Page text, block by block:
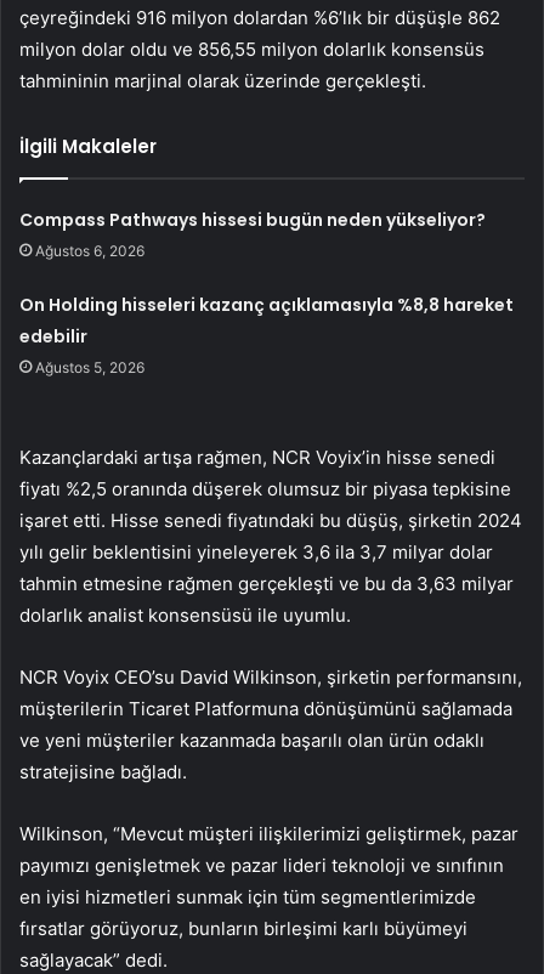
çeyreğindeki 916 milyon dolardan %6’lık bir düşüşle 862
milyon dolar oldu ve 856,55 milyon dolarlık konsensüs
tahmininin marjinal olarak üzerinde gerçekleşti.
İlgili Makaleler
Compass Pathways hissesi bugün neden yükseliyor?
Ağustos 6, 2026
On Holding hisseleri kazanç açıklamasıyla %8,8 hareket
edebilir
Ağustos 5, 2026
Kazançlardaki artışa rağmen, NCR Voyix’in hisse senedi
fiyatı %2,5 oranında düşerek olumsuz bir piyasa tepkisine
işaret etti. Hisse senedi fiyatındaki bu düşüş, şirketin 2024
yılı gelir beklentisini yineleyerek 3,6 ila 3,7 milyar dolar
tahmin etmesine rağmen gerçekleşti ve bu da 3,63 milyar
dolarlık analist konsensüsü ile uyumlu.
NCR Voyix CEO’su David Wilkinson, şirketin performansını,
müşterilerin Ticaret Platformuna dönüşümünü sağlamada
ve yeni müşteriler kazanmada başarılı olan ürün odaklı
stratejisine bağladı.
Wilkinson, “Mevcut müşteri ilişkilerimizi geliştirmek, pazar
payımızı genişletmek ve pazar lideri teknoloji ve sınıfının
en iyisi hizmetleri sunmak için tüm segmentlerimizde
fırsatlar görüyoruz, bunların birleşimi karlı büyümeyi
sağlayacak” dedi.